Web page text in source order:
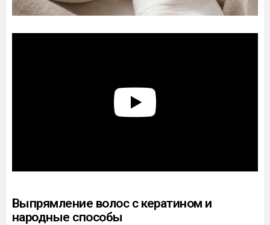
Выпрямление волос с кератином и
народные способы